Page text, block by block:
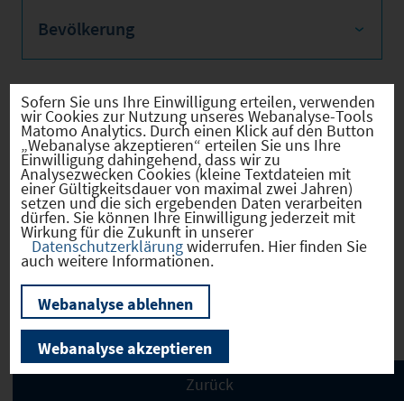
Bevölkerung
Sozialvers. Beschäftigte
Verkehrsinfrastruktur
Kommunale Infrastruktur
Sofern Sie uns Ihre Einwilligung erteilen, verwenden
wir Cookies zur Nutzung unseres Webanalyse-Tools
Matomo Analytics. Durch einen Klick auf den Button
„Webanalyse akzeptieren“ erteilen Sie uns Ihre
Einwilligung dahingehend, dass wir zu
Analysezwecken Cookies (kleine Textdateien mit
einer Gültigkeitsdauer von maximal zwei Jahren)
setzen und die sich ergebenden Daten verarbeiten
dürfen. Sie können Ihre Einwilligung jederzeit mit
Wirkung für die Zukunft in unserer
Datenschutzerklärungwiderrufen. Hier finden Sie
auch weitere Informationen.
Webanalyse ablehnen
Webanalyse akzeptieren